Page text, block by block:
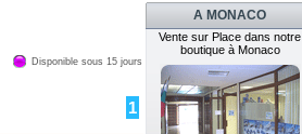
Disponible sous 15 jours
1
A MONACO
Vente sur Place dans notre
boutique à Monaco